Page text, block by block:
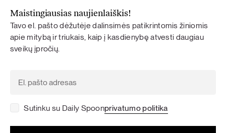
Maistingiausias naujienlaiškis!
Tavo el. pašto dėžutėje dalinsimės patikrintomis žiniomis
apie mitybą ir triukais, kaip į kasdienybę atvesti daugiau
sveikų įpročių.
Sutinku su Daily Spoonprivatumo politika